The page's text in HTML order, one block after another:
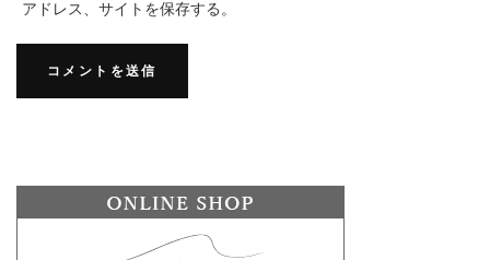
アドレス、サイトを保存する。